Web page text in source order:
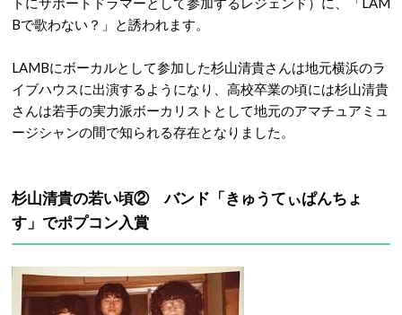
Bで歌わない？」と誘われます。
LAMBにボーカルとして参加した杉山清貴さんは地元横浜のラ
イブハウスに出演するようになり、高校卒業の頃には杉山清貴
さんは若手の実力派ボーカリストとして地元のアマチュアミュ
ージシャンの間で知られる存在となりました。
杉山清貴の若い頃② バンド「きゅうてぃぱんちょ
す」でポプコン入賞